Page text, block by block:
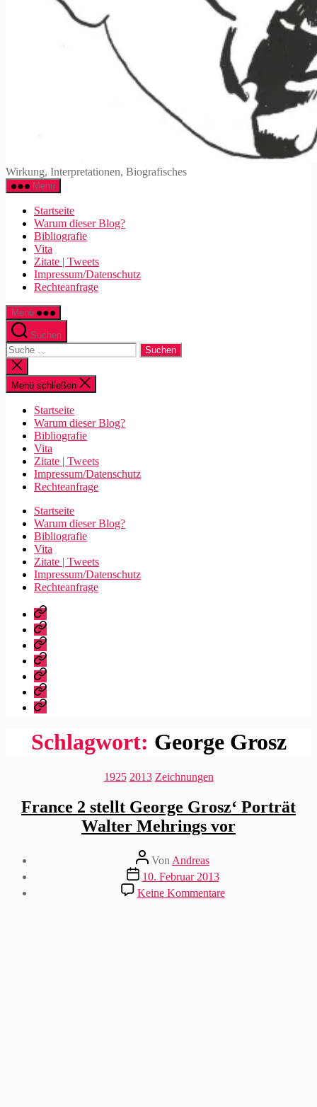
Walter
Mehring
Wirkung, Interpretationen, Biografisches
Menü
Startseite
Warum dieser Blog?
Bibliografie
Vita
Zitate | Tweets
Impressum/Datenschutz
Rechteanfrage
Menü
Suchen
Suche
nach:
Suche
schließen
Menü schließen
Startseite
Warum dieser Blog?
Bibliografie
Vita
Zitate | Tweets
Impressum/Datenschutz
Rechteanfrage
Startseite
Warum dieser Blog?
Bibliografie
Vita
Zitate | Tweets
Impressum/Datenschutz
Rechteanfrage
Startseite
Warum
dieser
Blog?
Bibliografie
Vita
Zitate
|
Tweets
Impressum/Datenschutz
Rechteanfrage
Schlagwort: George Grosz
Kategorien
1925 2013 Zeichnungen
France 2 stellt George Grosz‘ Porträt
Walter Mehrings vor
Beitragsautor
Von Andreas
Beitragsdatum
10. Februar 2013
Keine Kommentarezu
France